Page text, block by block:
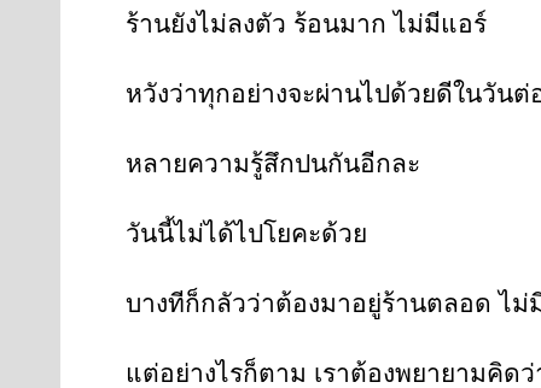
ร้านยังไม่ลงตัว ร้อนมาก ไม่มีแอร์
หวังว่าทุกอย่างจะผ่านไปด้วยดีในวันต่
หลายความรู้สึกปนกันอีกละ
วันนี้ไม่ได้ไปโยคะด้วย
บางทีก็กลัวว่าต้องมาอยู่ร้านตลอด ไม่
แต่อย่างไรก็ตาม เราต้องพยายามคิด